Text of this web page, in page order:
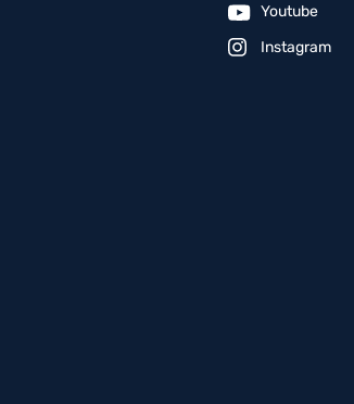
Youtube
Instagram